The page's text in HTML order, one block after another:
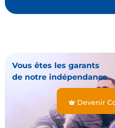
Vous êtes les garants
de notre indépendance
Devenir